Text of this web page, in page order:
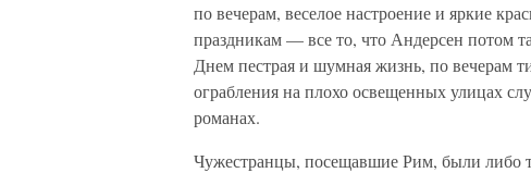
по вечерам, веселое настроение и яркие
праздникам — все то, что Андерсен потом
Днем пестрая и шумная жизнь, по вечерам
ограбления на плохо освещенных улицах
романах.
Чужестранцы, посещавшие Рим, были либо